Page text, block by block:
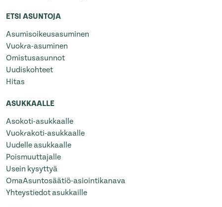
ETSI ASUNTOJA
Asumisoikeusasuminen
Vuokra-asuminen
Omistusasunnot
Uudiskohteet
Hitas
ASUKKAALLE
Asokoti-asukkaalle
Vuokrakoti-asukkaalle
Uudelle asukkaalle
Poismuuttajalle
Usein kysyttyä
OmaAsuntosäätiö-asiointikanava
Yhteystiedot asukkaille